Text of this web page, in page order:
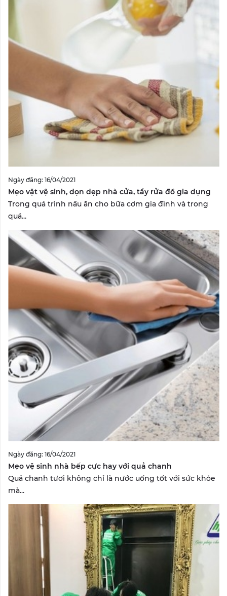
Ngày đăng: 16/04/2021
Mẹo vặt vệ sinh, dọn dẹp nhà cửa, tẩy rửa đồ gia dụng
Trong quá trình nấu ăn cho bữa cơm gia đình và trong
quá...
Ngày đăng: 16/04/2021
Mẹo vệ sinh nhà bếp cực hay với quả chanh
Quả chanh tươi không chỉ là nước uống tốt với sức khỏe
mà...